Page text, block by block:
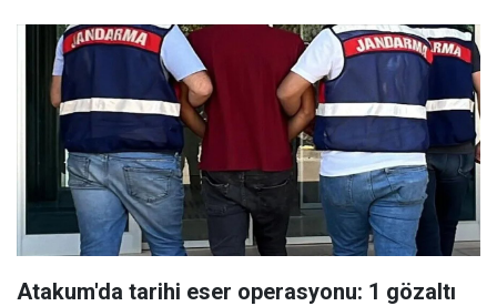
Atakum'da tarihi eser operasyonu: 1 gözaltı